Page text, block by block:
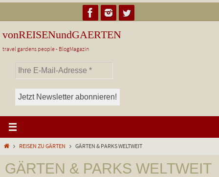
Inhalt
springen
vonREISENundGAERTEN
travel gardens people - BlogMagazin
StartREISEN ZU GÄRTEN GÄRTEN & PARKS WELTWEIT
GÄRTEN & PARKS WELTWEIT